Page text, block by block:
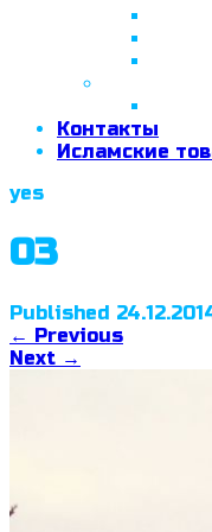
Контакты
Исламские
yes
03
Published
← Previous
Next →